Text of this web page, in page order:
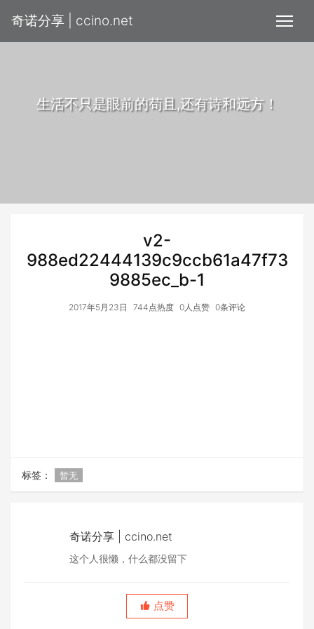
奇诺分享 | ccino.net
生活不只是眼前的苟且,还有诗和远方！
v2-
988ed22444139c9ccb61a47f73
9885ec_b-1
2017年5月23日 744点热度 0人点赞 0条评论
标签： 暂无
奇诺分享 | ccino.net
这个人很懒，什么都没留下
点赞